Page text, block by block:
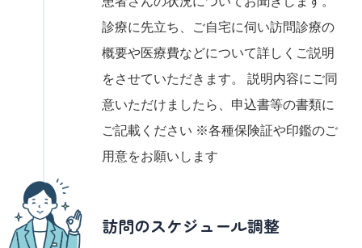
診療に先立ち、ご自宅に伺い訪問診療の
概要や医療費などについて詳しくご説明
をさせていただきます。 説明内容にご同
意いただけましたら、申込書等の書類に
ご記載ください ※各種保険証や印鑑のご
用意をお願いします
訪問のスケジュール調整